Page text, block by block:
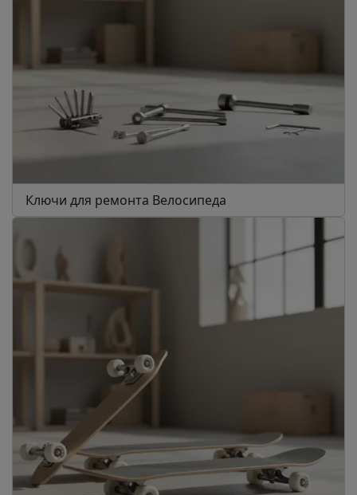
Ключи для ремонта Велосипеда